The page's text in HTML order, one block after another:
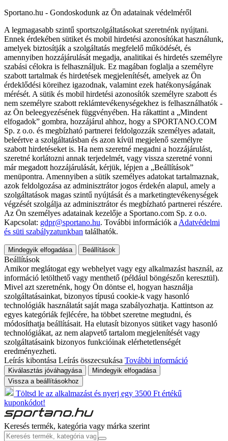
Sportano.hu - Gondoskodunk az Ön adatainak védelméről
A legmagasabb szintű sportszolgáltatásokat szeretnénk nyújtani.
Ennek érdekében sütiket és mobil hirdetési azonosítókat használunk,
amelyek biztosítják a szolgáltatás megfelelő működését, és
amennyiben hozzájárulását megadja, analitikai és hirdetés személyre
szabási célokra is felhasználjuk. Ez magában foglalja a személyre
szabott tartalmak és hirdetések megjelenítését, amelyek az Ön
érdeklődési köreihez igazodnak, valamint ezek hatékonyságának
mérését. A sütik és mobil hirdetési azonosítók személyre szabott és
nem személyre szabott reklámtevékenységekhez is felhasználhatók -
az Ön beleegyezésének függvényében. Ha rákattint a „Mindent
elfogadok” gombra, hozzájárul ahhoz, hogy a SPORTANO.COM
Sp. z o.o. és megbízható partnerei feldolgozzák személyes adatait,
beleértve a szolgáltatásban és azon kívül megjelenő személyre
szabott hirdetéseket is. Ha nem szeretné megadni a hozzájárulást,
szeretné korlátozni annak terjedelmét, vagy vissza szeretné vonni
már megadott hozzájárulását, kérjük, lépjen a „Beállítások”
menüpontra. Amennyiben a sütik személyes adatokat tartalmaznak,
azok feldolgozása az adminisztrátor jogos érdekén alapul, amely a
szolgáltatások magas szintű nyújtását és a marketingtevékenységek
végzését szolgálja az adminisztrátor és megbízható partnerei részére.
Az Ön személyes adatainak kezelője a Sportano.com Sp. z o.o.
Kapcsolat: gdpr@sportano.hu. További információk a Adatvédelmi
és süti szabályzatunkban találhatók.
Mindegyik elfogadása Beállítások
Beállítások
Amikor meglátogat egy webhelyet vagy egy alkalmazást használ, az
információ letölthető vagy menthető (például böngészőn keresztül).
Mivel azt szeretnénk, hogy Ön döntse el, hogyan használja
szolgáltatásainkat, bizonyos típusú cookie-k vagy hasonló
technológiák használatát saját maga szabályozhatja. Kattintson az
egyes kategóriák fejlécére, ha többet szeretne megtudni, és
módosíthatja beállításait. Ha elutasít bizonyos sütiket vagy hasonló
technológiákat, az nem alapvető tartalom megjelenítését vagy
szolgáltatásaink bizonyos funkcióinak elérhetetlenségét
eredményezheti.
Leírás kibontása Leírás összecsukása További információ
Kiválasztás jóváhagyása
Mindegyik elfogadása
Vissza a beállításokhoz
Töltsd le az alkalmazást és nyerj egy 3500 Ft értékű
kuponkódot!
Keresés termék, kategória vagy márka szerint